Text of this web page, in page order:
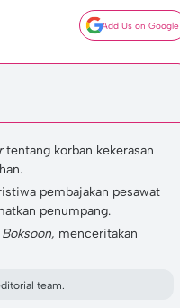
Add Us on Google
tentang korban kekerasan
pembajakan pesawat
penumpang.
Boksoon, menceritakan
team.